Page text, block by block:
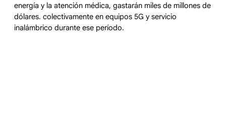
energía y la atención médica, gastarán miles de millones de
dólares. colectivamente en equipos 5G y servicio
inalámbrico durante ese período.